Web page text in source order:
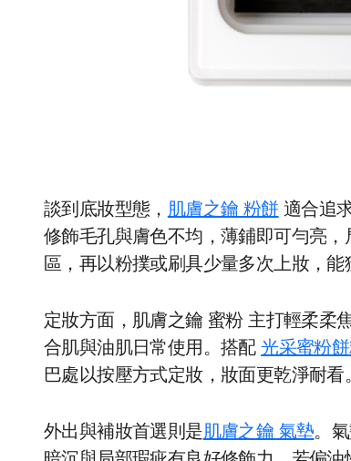
談到底妝型態， 肌膚之鑰 粉餅適合追
修飾毛孔與膚色不均，薄鋪即可勻亮
區，再以粉撲或刷具少量多次上妝，能
定妝方面，肌膚之鑰 蜜粉 主打輕柔柔
合肌與油肌日常使用。搭配光采蜜粉
巴處以按壓方式定妝，妝面更乾淨耐看
外出與補妝首選則是肌膚之鑰 氣墊。